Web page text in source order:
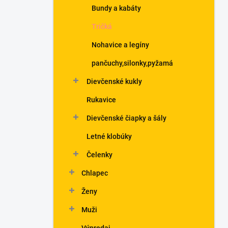
Bundy a kabáty
Tričká
Nohavice a legíny
pančuchy,silonky,pyžamá
Dievčenské kukly
Rukavice
Dievčenské čiapky a šály
Letné klobúky
Čelenky
Chlapec
Ženy
Muži